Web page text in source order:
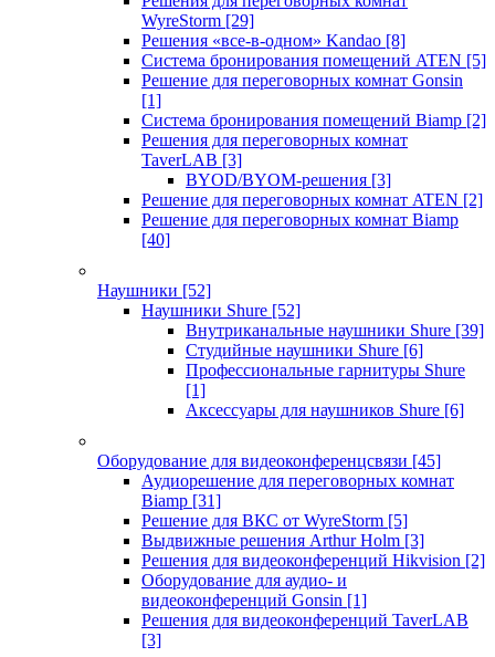
WyreStorm [29]
Решения «все-в-одном» Kandao [8]
Система бронирования помещений ATEN [5]
Решение для переговорных комнат Gonsin
[1]
Система бронирования помещений Biamp [2]
Решения для переговорных комнат
TaverLAB [3]
BYOD/BYOM-решения [3]
Решение для переговорных комнат ATEN [2]
Решение для переговорных комнат Biamp
[40]
Наушники [52]
Наушники Shure [52]
Внутриканальные наушники Shure [39]
Студийные наушники Shure [6]
Профессиональные гарнитуры Shure
[1]
Аксессуары для наушников Shure [6]
Оборудование для видеоконференцсвязи [45]
Аудиорешение для переговорных комнат
Biamp [31]
Решение для ВКС от WyreStorm [5]
Выдвижные решения Arthur Holm [3]
Решения для видеоконференций Hikvision [2]
Оборудование для аудио- и
видеоконференций Gonsin [1]
Решения для видеоконференций TaverLAB
[3]